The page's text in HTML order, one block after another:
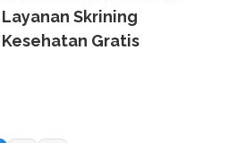
Layanan Skrining
Kesehatan Gratis